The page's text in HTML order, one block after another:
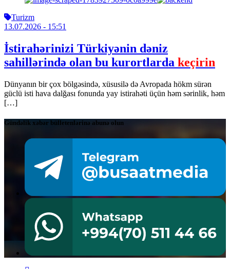
Turizm
13.07.2026 - 15:51
İstirahərinizi Türkiyənin dəniz
sahillərində olan bu kurortlarda keçirin
Dünyanın bir çox bölgəsində, xüsusilə də Avropada hökm sürən
güclü isti hava dalğası fonunda yay istirahəti üçün həm sərinlik, həm
[…]
Gündəlik xəbər bülletenlərinə abunə olun